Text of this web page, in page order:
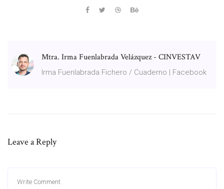
Mtra. Irma Fuenlabrada Velázquez - CINVESTAV
Irma Fuenlabrada Fichero / Cuaderno | Facebook
Leave a Reply